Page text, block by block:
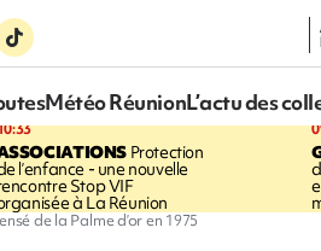
Météo RéunionL’actu des
Protection
l’enfance - une nouvelle
Stop VIF
à La Réunion
de la Palme d’or en 1975